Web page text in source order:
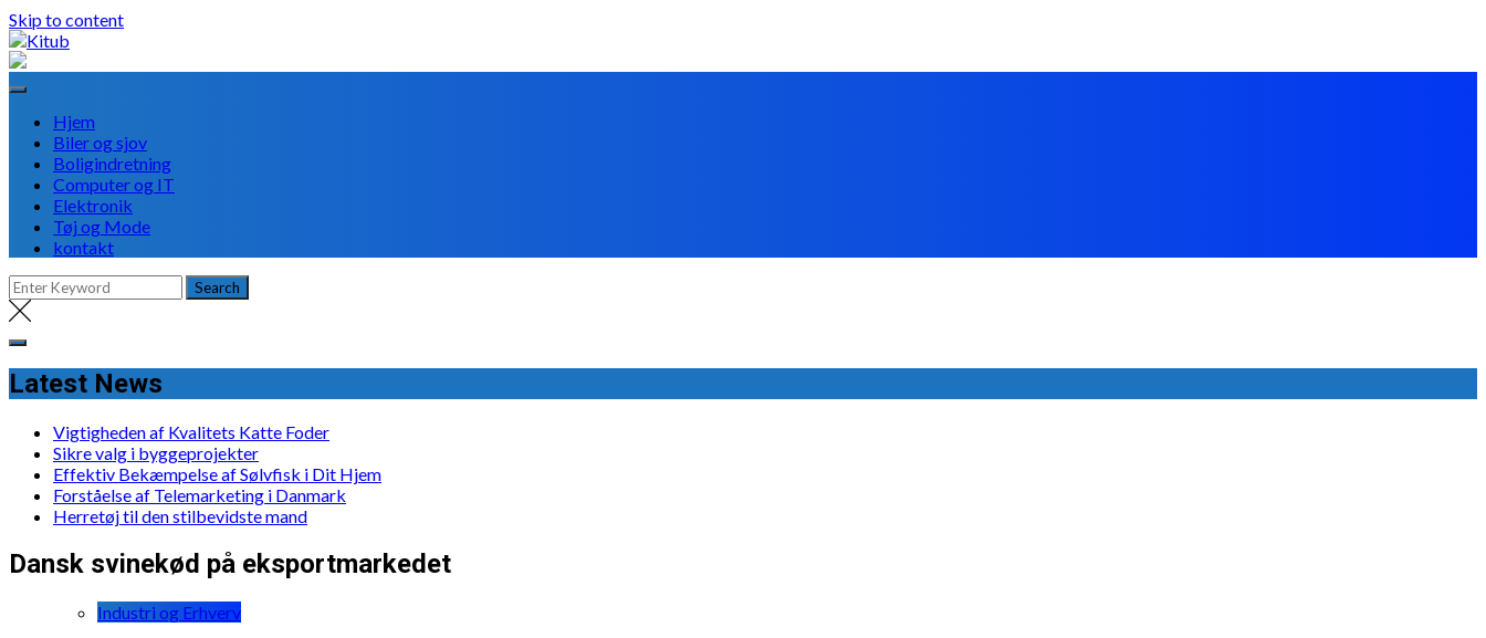
Skip to content
Hjem
Biler og sjov
Boligindretning
Computer og IT
Elektronik
Tøj og Mode
kontakt
Latest News
Vigtigheden af Kvalitets Katte Foder
Sikre valg i byggeprojekter
Effektiv Bekæmpelse af Sølvfisk i Dit Hjem
Forståelse af Telemarketing i Danmark
Herretøj til den stilbevidste mand
Dansk svinekød på eksportmarkedet
Industri og Erhverv